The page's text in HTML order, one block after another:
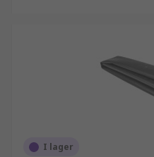
I lager